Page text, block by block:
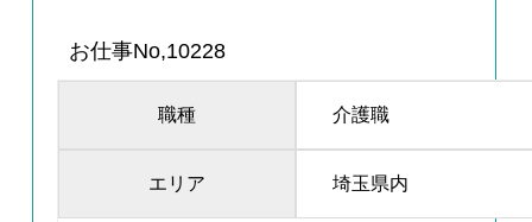
お仕事No,10228
職種 介護職
エリア 埼玉県内